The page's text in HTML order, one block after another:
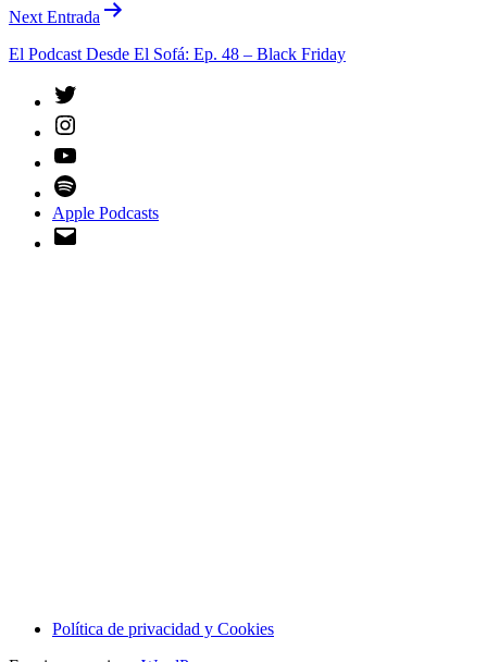
Next Entrada
El Podcast Desde El Sofá: Ep. 48 – Black Friday
Apple Podcasts
Política de privacidad y Cookies